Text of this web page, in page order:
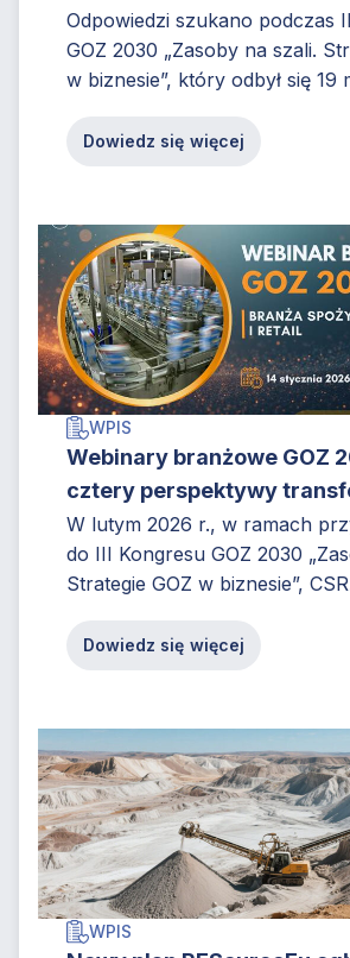
świecie ograniczonych
Odpowiedzi szukano podczas
GOZ 2030 „Zasoby na szali.
w biznesie”, który odbył się 19
Dowiedz się więcej
WPIS
Webinary branżowe GOZ
cztery perspektywy
poprzedzające III Kongres
W lutym 2026 r., w ramach
do III Kongresu GOZ 2030
Strategie GOZ w biznesie”, CSR
webinarów branżowych...
Dowiedz się więcej
WPIS